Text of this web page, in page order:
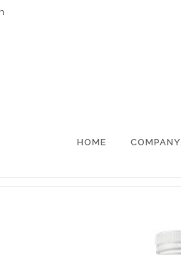
HOME COMPANY